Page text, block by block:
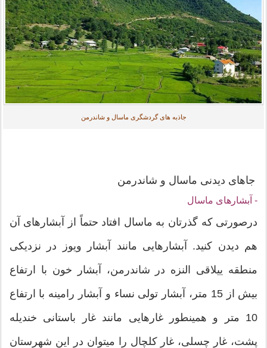
جاذبه های گردشگری ماسال و شاندرمن
جاهای دیدنی ماسال و شاندرمن
- آبشارهای ماسال
درصورتی که گذرتان به ماسال افتاد حتماً از آبشارهای آن
هم دیدن کنید. آبشارهایی مانند آبشار ویوز در نزدیکی
منطقه ییلاقی النزه در شاندرمن، آبشار خون با ارتفاع
بیش از 15 متر، آبشار تولی نساء و آبشار رامینه با ارتفاع
10 متر و همینطور غارهایی مانند غار باستانی خندیله
پشت، غار چسلی، غار کلچال را میتوان در این شهرستان